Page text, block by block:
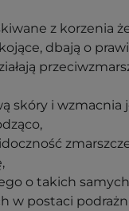
z korzenia
dbają o
skóry i wzmacnia
,
o takich samych
w postaci